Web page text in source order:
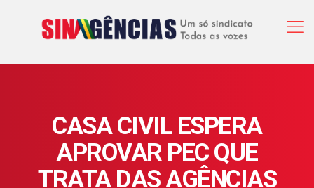
CASA CIVIL ESPERA
APROVAR PEC QUE
TRATA DAS AGÊNCIAS